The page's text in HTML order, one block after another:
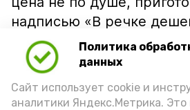
Политика
данных
Сайт использует cookie и
аналитики Яндекс.Метрика. Это
надписью «В речке